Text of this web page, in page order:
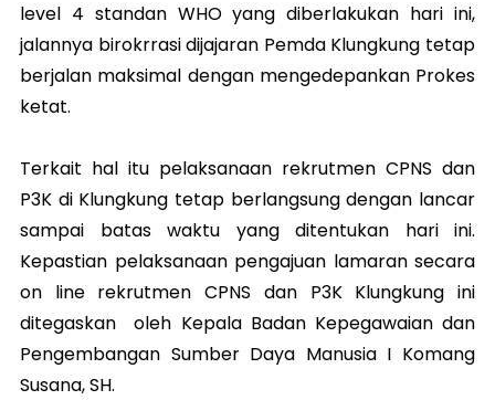
level 4 standan WHO yang diberlakukan hari ini,
jalannya birokrrasi dijajaran Pemda Klungkung tetap
berjalan maksimal dengan mengedepankan Prokes
ketat.
Terkait hal itu pelaksanaan rekrutmen CPNS dan
P3K di Klungkung tetap berlangsung dengan lancar
sampai batas waktu yang ditentukan hari ini.
Kepastian pelaksanaan pengajuan lamaran secara
on line rekrutmen CPNS dan P3K Klungkung ini
ditegaskan oleh Kepala Badan Kepegawaian dan
Pengembangan Sumber Daya Manusia I Komang
Susana, SH.